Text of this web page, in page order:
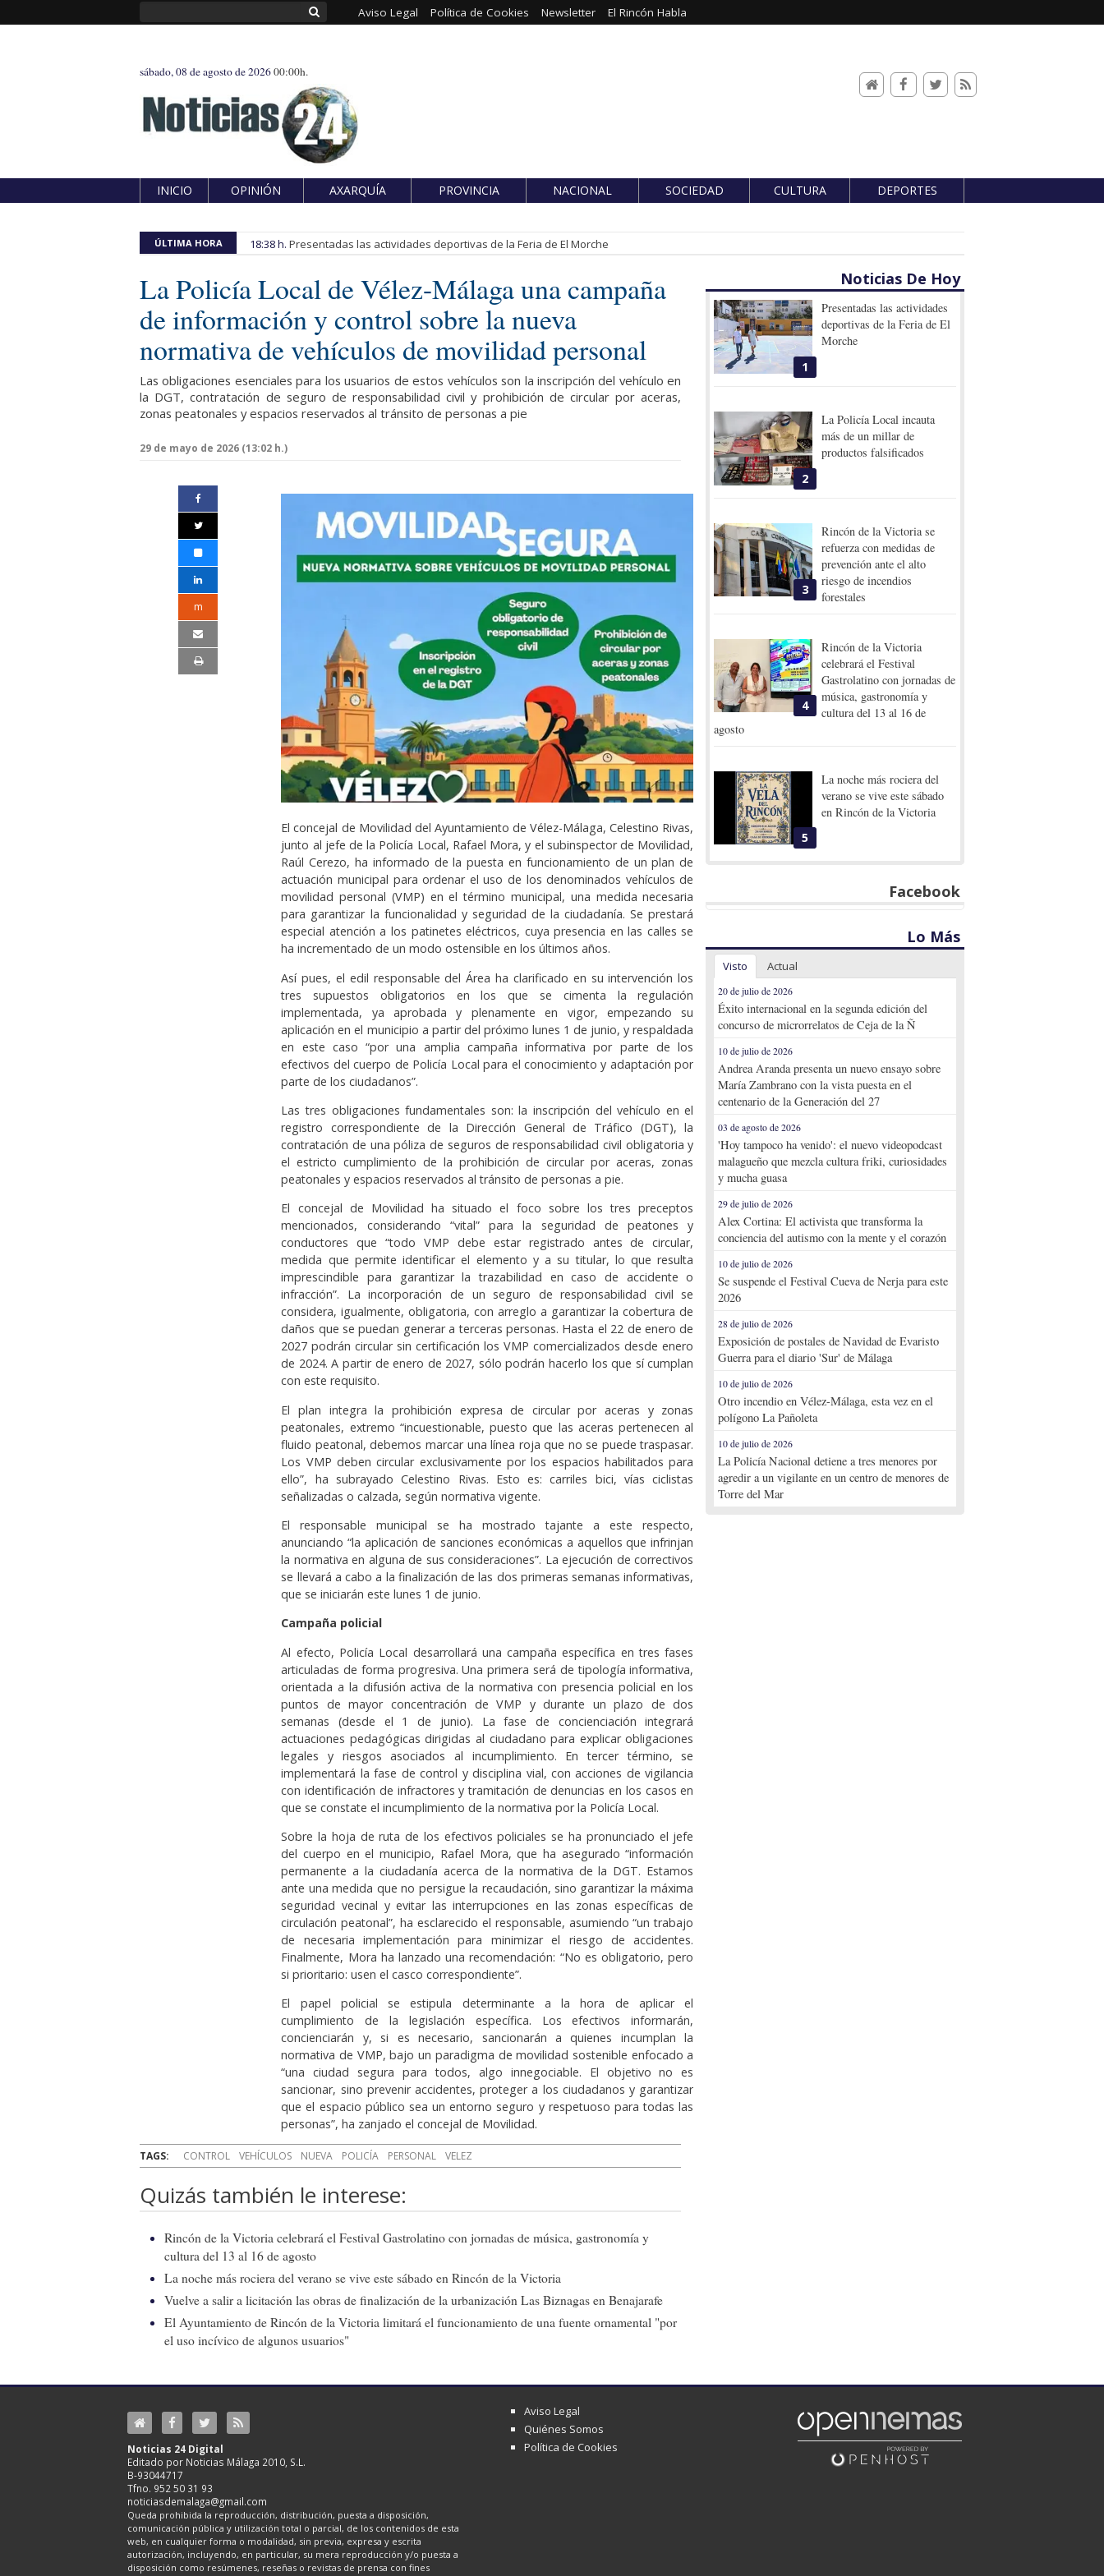
Aviso Legal Política de Cookies Newsletter El Rincón Habla
sábado, 08 de agosto de 202600:00h.
INICIO OPINIÓN AXARQUÍA PROVINCIA NACIONAL SOCIEDAD CULTURA DEPORTES
ÚLTIMA HORA 18:38 h. Presentadas las actividades deportivas de la Feria de El Morche
La Policía Local de Vélez-Málaga una campaña
de información y control sobre la nueva
normativa de vehículos de movilidad personal
Las obligaciones esenciales para los usuarios de estos vehículos son la inscripción del vehículo en
la DGT, contratación de seguro de responsabilidad civil y prohibición de circular por aceras,
zonas peatonales y espacios reservados al tránsito de personas a pie
29 de mayo de 2026 (13:02 h.)
m
El concejal de Movilidad del Ayuntamiento de Vélez-Málaga, Celestino Rivas,
junto al jefe de la Policía Local, Rafael Mora, y el subinspector de Movilidad,
Raúl Cerezo, ha informado de la puesta en funcionamiento de un plan de
actuación municipal para ordenar el uso de los denominados vehículos de
movilidad personal (VMP) en el término municipal, una medida necesaria
para garantizar la funcionalidad y seguridad de la ciudadanía. Se prestará
especial atención a los patinetes eléctricos, cuya presencia en las calles se
ha incrementado de un modo ostensible en los últimos años.
Así pues, el edil responsable del Área ha clarificado en su intervención los
tres supuestos obligatorios en los que se cimenta la regulación
implementada, ya aprobada y plenamente en vigor, empezando su
aplicación en el municipio a partir del próximo lunes 1 de junio, y respaldada
en este caso “por una amplia campaña informativa por parte de los
efectivos del cuerpo de Policía Local para el conocimiento y adaptación por
parte de los ciudadanos”.
Las tres obligaciones fundamentales son: la inscripción del vehículo en el
registro correspondiente de la Dirección General de Tráfico (DGT), la
contratación de una póliza de seguros de responsabilidad civil obligatoria y
el estricto cumplimiento de la prohibición de circular por aceras, zonas
peatonales y espacios reservados al tránsito de personas a pie.
El concejal de Movilidad ha situado el foco sobre los tres preceptos
mencionados, considerando “vital” para la seguridad de peatones y
conductores que “todo VMP debe estar registrado antes de circular,
medida que permite identificar el elemento y a su titular, lo que resulta
imprescindible para garantizar la trazabilidad en caso de accidente o
infracción”. La incorporación de un seguro de responsabilidad civil se
considera, igualmente, obligatoria, con arreglo a garantizar la cobertura de
daños que se puedan generar a terceras personas. Hasta el 22 de enero de
2027 podrán circular sin certificación los VMP comercializados desde enero
de 2024. A partir de enero de 2027, sólo podrán hacerlo los que sí cumplan
con este requisito.
El plan integra la prohibición expresa de circular por aceras y zonas
peatonales, extremo “incuestionable, puesto que las aceras pertenecen al
fluido peatonal, debemos marcar una línea roja que no se puede traspasar.
Los VMP deben circular exclusivamente por los espacios habilitados para
ello”, ha subrayado Celestino Rivas. Esto es: carriles bici, vías ciclistas
señalizadas o calzada, según normativa vigente.
El responsable municipal se ha mostrado tajante a este respecto,
anunciando “la aplicación de sanciones económicas a aquellos que infrinjan
la normativa en alguna de sus consideraciones”. La ejecución de correctivos
se llevará a cabo a la finalización de las dos primeras semanas informativas,
que se iniciarán este lunes 1 de junio.
Campaña policial
Al efecto, Policía Local desarrollará una campaña específica en tres fases
articuladas de forma progresiva. Una primera será de tipología informativa,
orientada a la difusión activa de la normativa con presencia policial en los
puntos de mayor concentración de VMP y durante un plazo de dos
semanas (desde el 1 de junio). La fase de concienciación integrará
actuaciones pedagógicas dirigidas al ciudadano para explicar obligaciones
legales y riesgos asociados al incumplimiento. En tercer término, se
implementará la fase de control y disciplina vial, con acciones de vigilancia
con identificación de infractores y tramitación de denuncias en los casos en
que se constate el incumplimiento de la normativa por la Policía Local.
Sobre la hoja de ruta de los efectivos policiales se ha pronunciado el jefe
del cuerpo en el municipio, Rafael Mora, que ha asegurado “información
permanente a la ciudadanía acerca de la normativa de la DGT. Estamos
ante una medida que no persigue la recaudación, sino garantizar la máxima
seguridad vecinal y evitar las interrupciones en las zonas específicas de
circulación peatonal”, ha esclarecido el responsable, asumiendo “un trabajo
de necesaria implementación para minimizar el riesgo de accidentes.
Finalmente, Mora ha lanzado una recomendación: “No es obligatorio, pero
si prioritario: usen el casco correspondiente”.
El papel policial se estipula determinante a la hora de aplicar el
cumplimiento de la legislación específica. Los efectivos informarán,
concienciarán y, si es necesario, sancionarán a quienes incumplan la
normativa de VMP, bajo un paradigma de movilidad sostenible enfocado a
“una ciudad segura para todos, algo innegociable. El objetivo no es
sancionar, sino prevenir accidentes, proteger a los ciudadanos y garantizar
que el espacio público sea un entorno seguro y respetuoso para todas las
personas”, ha zanjado el concejal de Movilidad.
TAGS: CONTROL VEHÍCULOS NUEVA POLICÍA PERSONAL VELEZ
Quizás también le interese:
Rincón de la Victoria celebrará el Festival Gastrolatino con jornadas de música, gastronomía y
cultura del 13 al 16 de agosto
La noche más rociera del verano se vive este sábado en Rincón de la Victoria
Vuelve a salir a licitación las obras de finalización de la urbanización Las Biznagas en Benajarafe
El Ayuntamiento de Rincón de la Victoria limitará el funcionamiento de una fuente ornamental "por
el uso incívico de algunos usuarios"
Noticias De Hoy
1
Presentadas las actividades
deportivas de la Feria de El
Morche
2
La Policía Local incauta
más de un millar de
productos falsificados
3
Rincón de la Victoria se
refuerza con medidas de
prevención ante el alto
riesgo de incendios
forestales
4
Rincón de la Victoria
celebrará el Festival
Gastrolatino con jornadas de
música, gastronomía y
cultura del 13 al 16 de
agosto
5
La noche más rociera del
verano se vive este sábado
en Rincón de la Victoria
Facebook
Lo Más
Visto Actual
20 de julio de 2026
Éxito internacional en la segunda edición del
concurso de microrrelatos de Ceja de la Ñ
10 de julio de 2026
Andrea Aranda presenta un nuevo ensayo sobre
María Zambrano con la vista puesta en el
centenario de la Generación del 27
03 de agosto de 2026
'Hoy tampoco ha venido': el nuevo videopodcast
malagueño que mezcla cultura friki, curiosidades
y mucha guasa
29 de julio de 2026
Alex Cortina: El activista que transforma la
conciencia del autismo con la mente y el corazón
10 de julio de 2026
Se suspende el Festival Cueva de Nerja para este
2026
28 de julio de 2026
Exposición de postales de Navidad de Evaristo
Guerra para el diario 'Sur' de Málaga
10 de julio de 2026
Otro incendio en Vélez-Málaga, esta vez en el
polígono La Pañoleta
10 de julio de 2026
La Policía Nacional detiene a tres menores por
agredir a un vigilante en un centro de menores de
Torre del Mar
Noticias 24 Digital
Editado por Noticias Málaga 2010, S.L.
B-93044717
Tfno. 952 50 31 93
noticiasdemalaga@gmail.com
Queda prohibida la reproducción, distribución, puesta a disposición,
comunicación pública y utilización total o parcial, de los contenidos de esta
web, en cualquier forma o modalidad, sin previa, expresa y escrita
autorización, incluyendo, en particular, su mera reproducción y/o puesta a
disposición como resúmenes, reseñas o revistas de prensa con fines
Aviso Legal
Quiénes Somos
Política de Cookies